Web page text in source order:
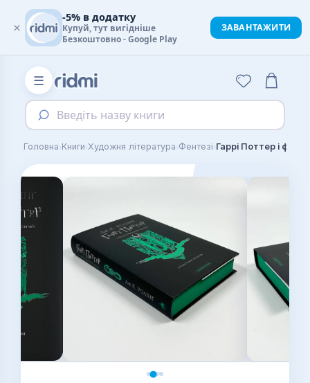
☰
Введіть назву книги
Головна›Книги›Художня література›Фентезі›
×
-5% в додатку
Купуй, тут вигідніше
Безкоштовно - Google Play
ЗАВАНТАЖИТИ